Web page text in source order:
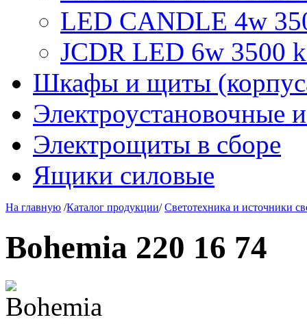
LED CANDLE 4w
JCDR LED 6w 3500
Шкафы и щиты
Электроустановочные
Электрощиты в сборе
Ящики силовые
На главную /Каталог продукции/Светотехника и источники
Bohemia 220 16 74